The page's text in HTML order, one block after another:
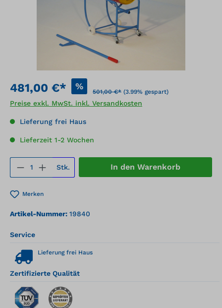
481,00 €* %
501,00 €* (3.99% gespart)
Preise exkl. MwSt. inkl. Versandkosten
Lieferung frei Haus
Lieferzeit 1-2 Wochen
Produkt Anzahl: Gib den
Stk. In den Warenkorb
Merken
Artikel-Nummer: 19840
Service
Lieferung frei Haus
Zertifizierte Qualität